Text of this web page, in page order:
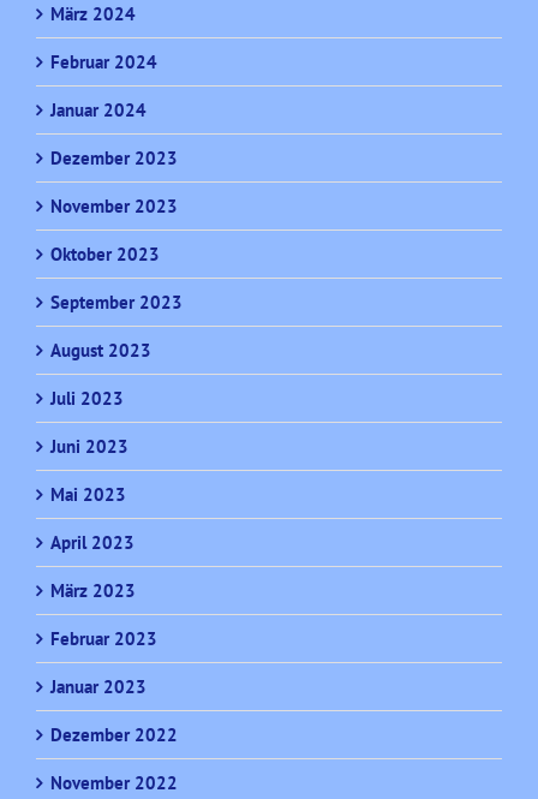
März 2024
Februar 2024
Januar 2024
Dezember 2023
November 2023
Oktober 2023
September 2023
August 2023
Juli 2023
Juni 2023
Mai 2023
April 2023
März 2023
Februar 2023
Januar 2023
Dezember 2022
November 2022